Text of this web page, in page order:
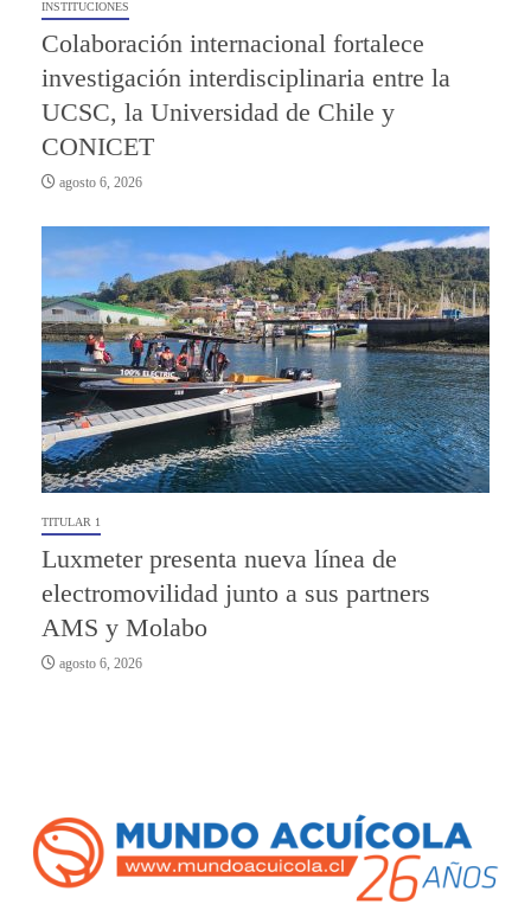
INSTITUCIONES
Colaboración internacional fortalece
investigación interdisciplinaria entre la
UCSC, la Universidad de Chile y
CONICET
agosto 6, 2026
TITULAR 1
Luxmeter presenta nueva línea de
electromovilidad junto a sus partners
AMS y Molabo
agosto 6, 2026